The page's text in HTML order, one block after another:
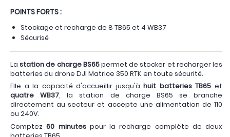
POINTS FORTS :
Stockage et recharge de 8 TB65 et 4 WB37
Sécurisé
Lastation de charge BS65permet de stocker et recharger les
batteries du drone DJI Matrice 350 RTK en toute sécurité.
Elle a la capacité d'accueillir jusqu'à huit batteries TB65 et
quatre WB37, la station de charge BS65 se branche
directement au secteur et accepte une alimentation de 110
ou 240V.
Comptez 60 minutespour la recharge complète de deux